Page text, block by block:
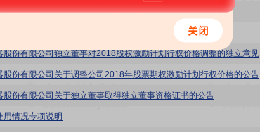
股份有限公司2022年半年度募集资金存放与使用情况专项报告
金占用及其他关联资金往来情况汇总表
股份有限公司独立董事对2018股权激励计划行权价格调整的独立意见
股份有限公司关于调整公司2018年股票期权激励计划行权价格的公告
股份有限公司关于独立董事取得独立董事资格证书的公告
用情况专项说明